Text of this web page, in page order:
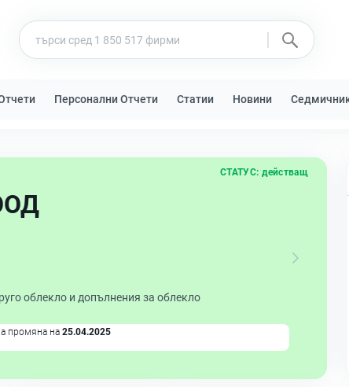
Персонални Отчети Статии Новини
СТАТУС: действащ
облекло и допълнения за облекло
промяна на 25.04.2025